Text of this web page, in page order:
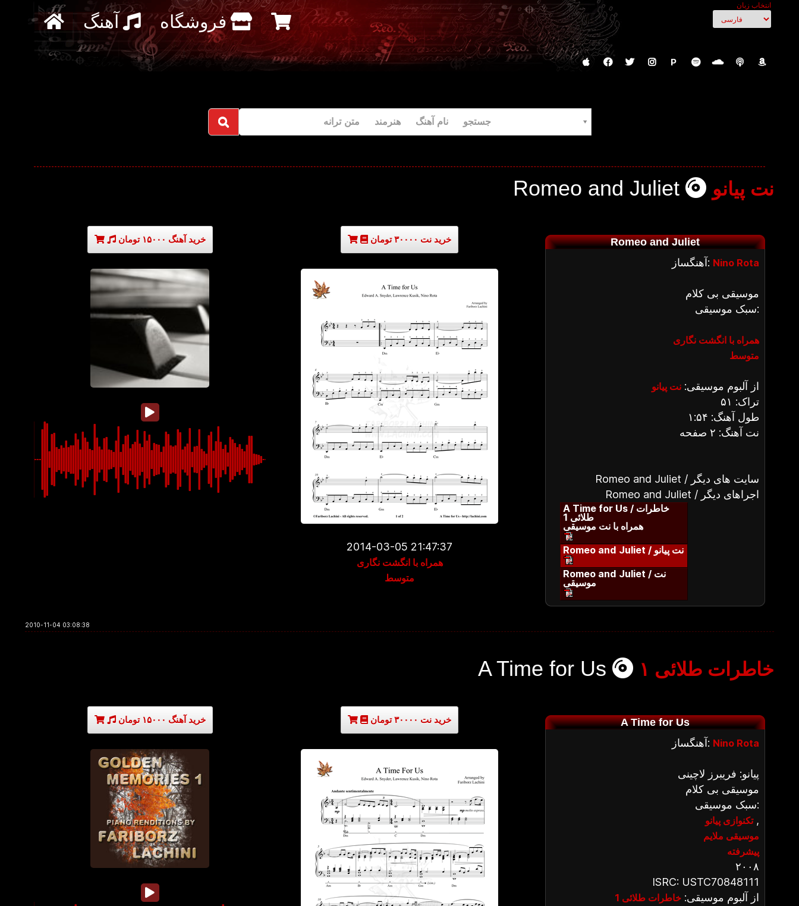
انتخاب زبان
آهنگ فروشگاه
P
جستجو نام آهنگ هنرمند متن ترانه
Romeo and Juliet نت پیانو
خرید آهنگ ۱۵۰۰۰ تومان خرید نت ۳۰۰۰۰ تومان
2014-03-05 21:47:37
همراه با انگشت نگاری
متوسط
Romeo and Juliet
آهنگساز: Nino Rota
موسیقی بی کلام
سبک موسیقی:
همراه با انگشت نگاری
متوسط
از آلبوم موسیقی: نت پیانو
تراک: ۵۱
طول آهنگ: ۱:۵۴
نت آهنگ: ۲ صفحه
Romeo and Juliet / سایت های دیگر
Romeo and Juliet / اجراهای دیگر
A Time for Us / خاطرات
طلائی 1
همراه با نت موسیقی
Romeo and Juliet / نت پیانو
Romeo and Juliet / نت
موسیقی
2010-11-04 03:08:38
A Time for Us خاطرات طلائی ۱
خرید آهنگ ۱۵۰۰۰ تومان خرید نت ۳۰۰۰۰ تومان A Time for Us
آهنگساز: Nino Rota
پیانو: فریبرز لاچینی
موسیقی بی کلام
سبک موسیقی:
تکنوازی پیانو,
موسیقی ملایم
پیشرفته
۲۰۰۸
ISRC: USTC70848111
از آلبوم موسیقی: خاطرات طلائی 1